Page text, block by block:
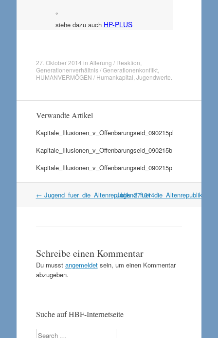
°
siehe dazu auch HP-PLUS
27. Oktober 2014 in Alterung / Reaktion
Generationenverhältnis / Generationenkonflikt,
HUMANVERMÖGEN / Humankapital Jugendwerte
Verwandte Artikel
Kapitale_Illusionen_v_Offenbarungseid_090215pl
Kapitale_Illusionen_v_Offenbarungseid_090215b
Kapitale_Illusionen_v_Offenbarungseid_090215p
Artikel
← Jugend_fuer_die_Altenrepublik_271014
Schreibe einen Kommentar
Du musst angemeldetsein, um einen Kommentar
abzugeben.
Suche auf HBF-Internetseite
Search